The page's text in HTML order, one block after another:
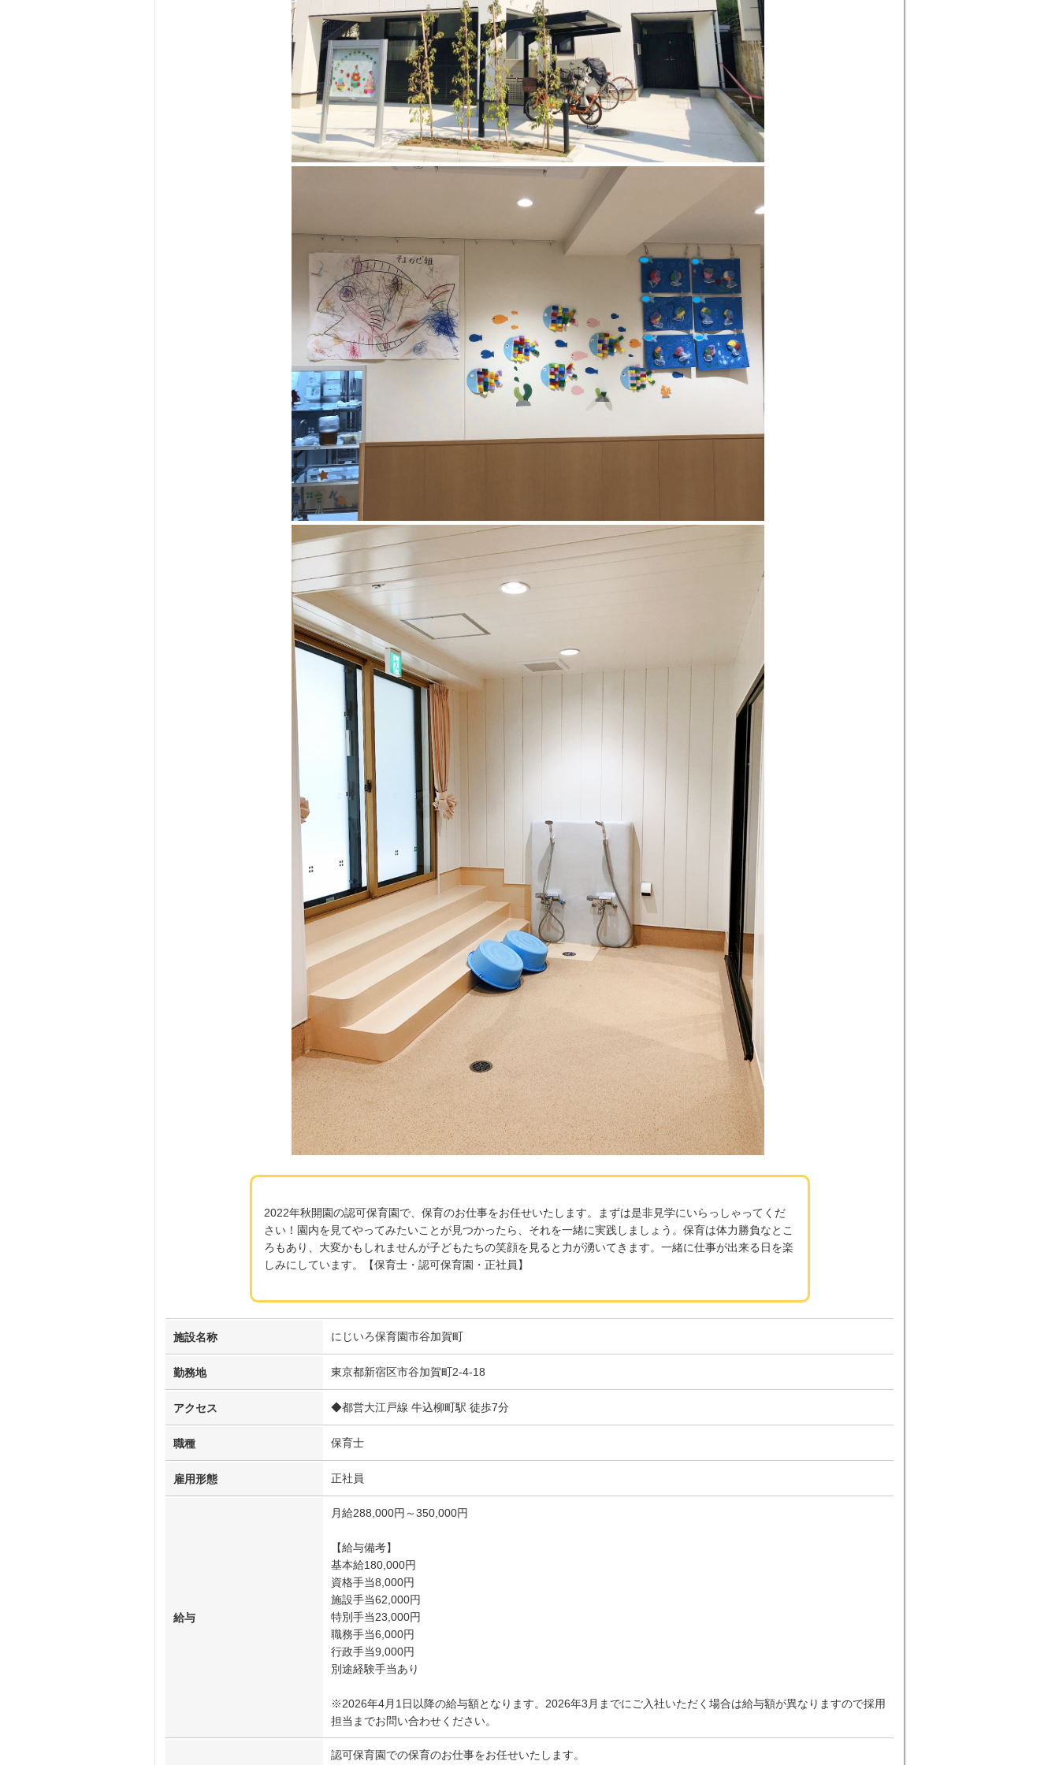
2022年秋開園の認可保育園で、保育のお仕事をお任せいたします。まずは是非見学にいらっしゃってくだ
さい！園内を見てやってみたいことが見つかったら、それを一緒に実践しましょう。保育は体力勝負なとこ
ろもあり、大変かもしれませんが子どもたちの笑顔を見ると力が湧いてきます。一緒に仕事が出来る日を楽
しみにしています。【保育士・認可保育園・正社員】
施設名称 にじいろ保育園市谷加賀町
勤務地 東京都新宿区市谷加賀町2-4-18
アクセス ◆都営大江戸線 牛込柳町駅 徒歩7分
職種 保育士
雇用形態 正社員
給与
月給288,000円～350,000円
【給与備考】
基本給180,000円
資格手当8,000円
施設手当62,000円
特別手当23,000円
職務手当6,000円
行政手当9,000円
別途経験手当あり
※2026年4月1日以降の給与額となります。2026年3月までにご入社いただく場合は給与額が異なりますので採用
担当までお問い合わせください。
認可保育園での保育のお仕事をお任せいたします。